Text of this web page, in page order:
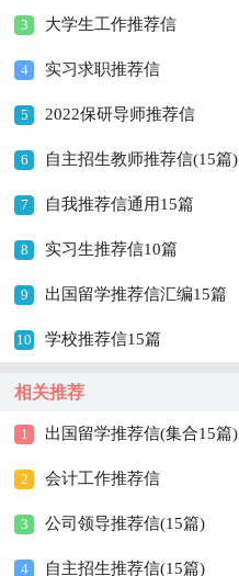
3 大学生工作推荐信
4 实习求职推荐信
5 2022保研导师推荐信
6 自主招生教师推荐信(15篇)
7 自我推荐信通用15篇
8 实习生推荐信10篇
9 出国留学推荐信汇编15篇
10 学校推荐信15篇
相关推荐
1 出国留学推荐信(集合15篇)
2 会计工作推荐信
3 公司领导推荐信(15篇)
4 自主招生推荐信(15篇)